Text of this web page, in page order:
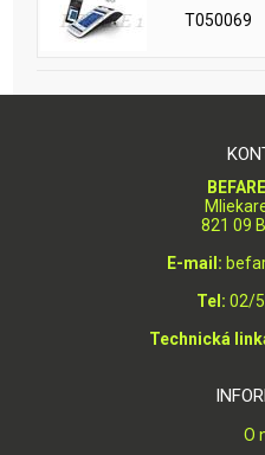
T050069
821 09
E-mail:
Tel: 02/
Technická
O